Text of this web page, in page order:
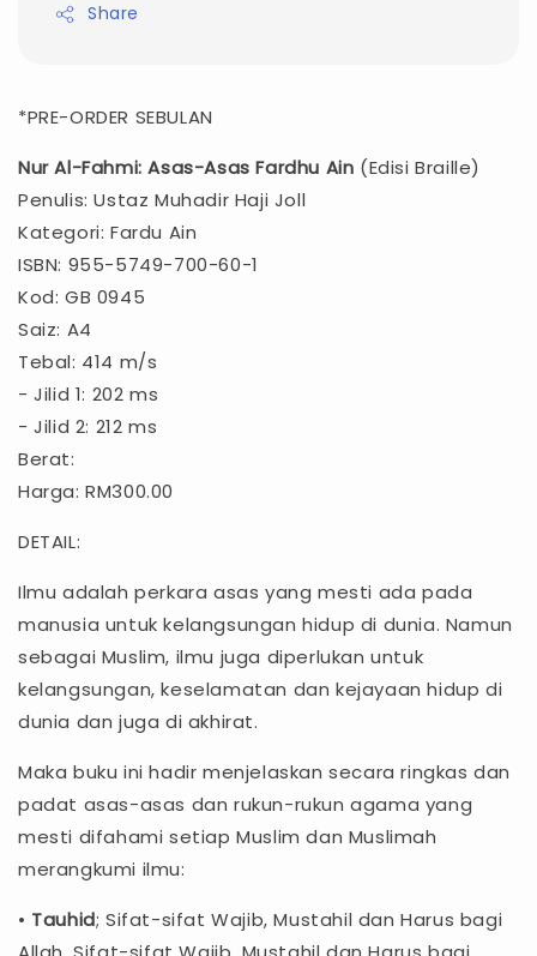
Share
*PRE-ORDER SEBULAN
Nur Al-Fahmi: Asas-Asas Fardhu Ain (Edisi Braille)
Penulis: Ustaz Muhadir Haji Joll
Kategori: Fardu Ain
ISBN: 955-5749-700-60-1
Kod: GB 0945
Saiz: A4
Tebal: 414 m/s
- Jilid 1: 202 ms
- Jilid 2: 212 ms
Berat:
Harga: RM300.00
DETAIL:
Ilmu adalah perkara asas yang mesti ada pada
manusia untuk kelangsungan hidup di dunia. Namun
sebagai Muslim, ilmu juga diperlukan untuk
kelangsungan, keselamatan dan kejayaan hidup di
dunia dan juga di akhirat.
Maka buku ini hadir menjelaskan secara ringkas dan
padat asas-asas dan rukun-rukun agama yang
mesti difahami setiap Muslim dan Muslimah
merangkumi ilmu:
• Tauhid; Sifat-sifat Wajib, Mustahil dan Harus bagi